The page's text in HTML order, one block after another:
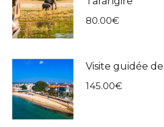
80.00€
Visite guidée
145.00€